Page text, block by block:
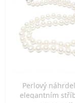
Perlový
elegantním